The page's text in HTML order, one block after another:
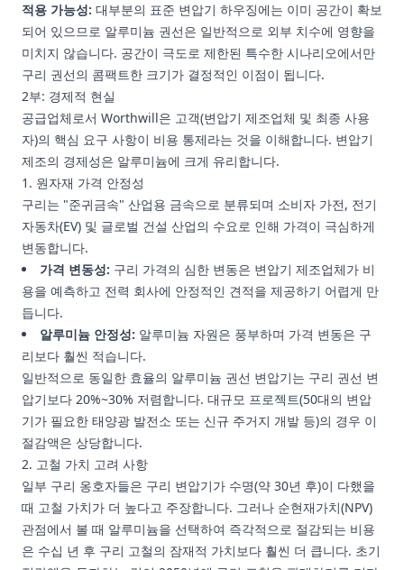
적용 가능성: 대부분의 표준 변압기 하우징에는 이미 공간이 확보
되어 있으므로 알루미늄 권선은 일반적으로 외부 치수에 영향을
미치지 않습니다. 공간이 극도로 제한된 특수한 시나리오에서만
구리 권선의 콤팩트한 크기가 결정적인 이점이 됩니다.
2부: 경제적 현실
공급업체로서 Worthwill은 고객(변압기 제조업체 및 최종 사용
자)의 핵심 요구 사항이 비용 통제라는 것을 이해합니다. 변압기
제조의 경제성은 알루미늄에 크게 유리합니다.
1. 원자재 가격 안정성
구리는 "준귀금속" 산업용 금속으로 분류되며 소비자 가전, 전기
자동차(EV) 및 글로벌 건설 산업의 수요로 인해 가격이 극심하게
변동합니다.
가격 변동성: 구리 가격의 심한 변동은 변압기 제조업체가 비
용을 예측하고 전력 회사에 안정적인 견적을 제공하기 어렵게 만
듭니다.
알루미늄 안정성: 알루미늄 자원은 풍부하며 가격 변동은 구
리보다 훨씬 적습니다.
일반적으로 동일한 효율의 알루미늄 권선 변압기는 구리 권선 변
압기보다 20%~30% 저렴합니다. 대규모 프로젝트(50대의 변압
기가 필요한 태양광 발전소 또는 신규 주거지 개발 등)의 경우 이
절감액은 상당합니다.
2. 고철 가치 고려 사항
일부 구리 옹호자들은 구리 변압기가 수명(약 30년 후)이 다했을
때 고철 가치가 더 높다고 주장합니다. 그러나 순현재가치(NPV)
관점에서 볼 때 알루미늄을 선택하여 즉각적으로 절감되는 비용
은 수십 년 후 구리 고철의 잠재적 가치보다 훨씬 더 큽니다. 초기